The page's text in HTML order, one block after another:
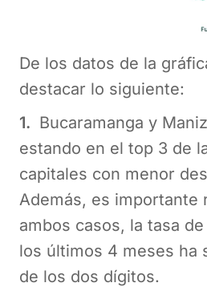
De los datos de la
destacar lo siguiente:
1. Bucaramanga y
estando en el top 3 de
capitales con menor
Además, es importante
ambos casos, la tasa
los últimos 4 meses ha
de los dos dígitos.